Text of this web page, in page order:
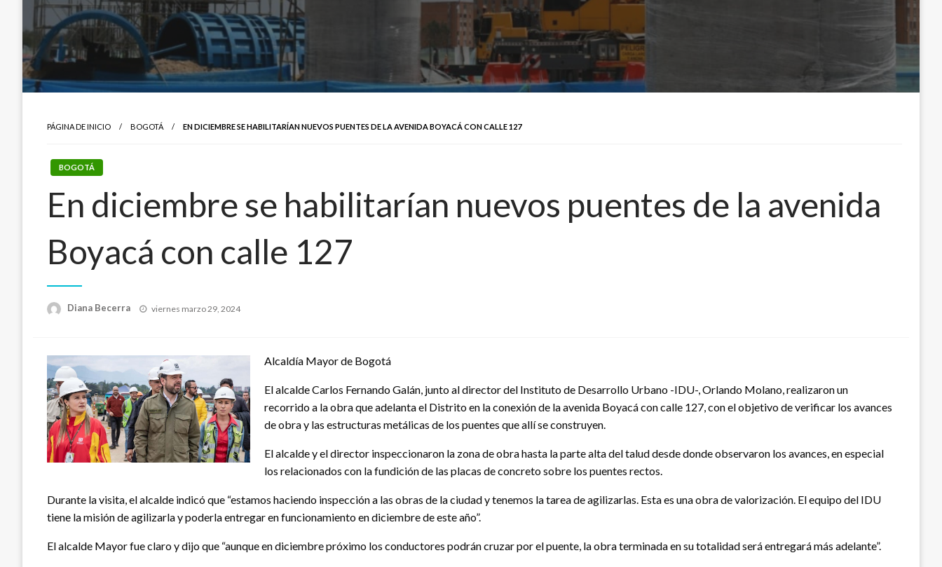
PÁGINA DE INICIO BOGOTÁ EN DICIEMBRE SE HABILITARÍAN NUEVOS PUENTES DE LA AVENIDA BOYACÁ CON CALLE 127
BOGOTÁ
En diciembre se habilitarían nuevos puentes de la avenida
Boyacá con calle 127
Diana Becerra
Publicado
viernes marzo 29, 2024
Alcaldía Mayor de Bogotá
El alcalde Carlos Fernando Galán, junto al director del Instituto de Desarrollo Urbano -IDU-, Orlando Molano, realizaron un
recorrido a la obra que adelanta el Distrito en la conexión de la avenida Boyacá con calle 127, con el objetivo de verificar los avances
de obra y las estructuras metálicas de los puentes que allí se construyen.
El alcalde y el director inspeccionaron la zona de obra hasta la parte alta del talud desde donde observaron los avances, en especial
los relacionados con la fundición de las placas de concreto sobre los puentes rectos.
Durante la visita, el alcalde indicó que “estamos haciendo inspección a las obras de la ciudad y tenemos la tarea de agilizarlas. Esta es una obra de valorización. El equipo del IDU
tiene la misión de agilizarla y poderla entregar en funcionamiento en diciembre de este año”.
El alcalde Mayor fue claro y dijo que “aunque en diciembre próximo los conductores podrán cruzar por el puente, la obra terminada en su totalidad será entregará más adelante”.